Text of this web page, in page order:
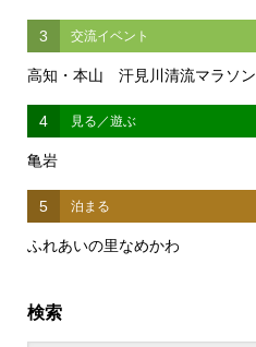
3 交流イベント
高知・本山 汗見川清流マラソン
4 見る／遊ぶ
亀岩
5 泊まる
ふれあいの里なめかわ
検索